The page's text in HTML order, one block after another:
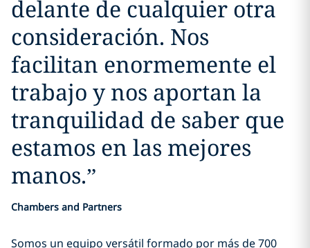
delante de cualquier otra
consideración. Nos
facilitan enormemente el
trabajo y nos aportan la
tranquilidad de saber que
estamos en las mejores
manos.”
Chambers and Partners
Somos un equipo versátil formado por más de 700